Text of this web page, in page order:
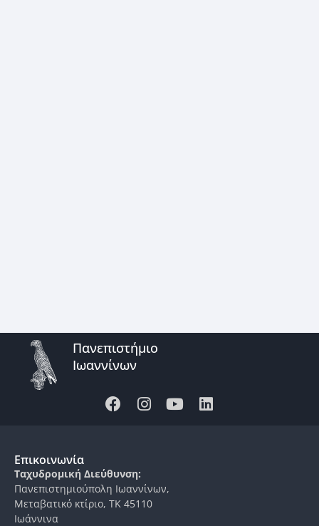
Πανεπιστήμιο
Ιωαννίνων
Επικοινωνία
Ταχυδρομική Διεύθυνση:
Πανεπιστημιούπολη Ιωαννίνων,
Μεταβατικό κτίριο, ΤΚ 45110
Ιωάννινα